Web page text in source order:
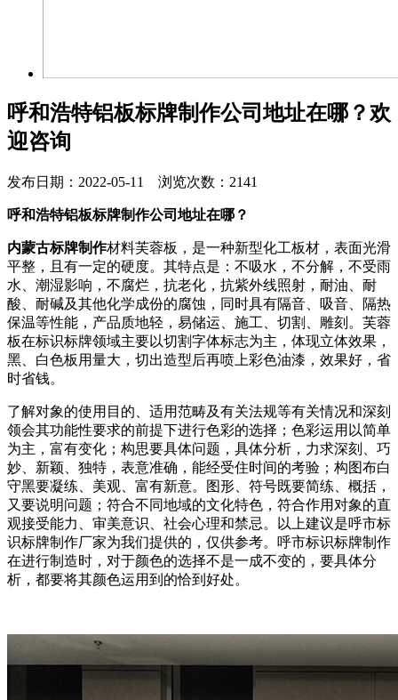
呼和浩特铝板标牌制作公司地址在哪？欢
迎咨询
发布日期：2022-05-11 浏览次数：2141
呼和浩特铝板标牌制作公司地址在哪？
内蒙古标牌制作材料芙蓉板，是一种新型化工板材，表面光滑
平整，且有一定的硬度。其特点是：不吸水，不分解，不受雨
水、潮湿影响，不腐烂，抗老化，抗紫外线照射，耐油、耐
酸、耐碱及其他化学成份的腐蚀，同时具有隔音、吸音、隔热
保温等性能，产品质地轻，易储运、施工、切割、雕刻。芙蓉
板在标识标牌领域主要以切割字体标志为主，体现立体效果，
黑、白色板用量大，切出造型后再喷上彩色油漆，效果好，省
时省钱。
了解对象的使用目的、适用范畴及有关法规等有关情况和深刻
领会其功能性要求的前提下进行色彩的选择；色彩运用以简单
为主，富有变化；构思要具体问题，具体分析，力求深刻、巧
妙、新颖、独特，表意准确，能经受住时间的考验；构图布白
守黑要凝练、美观、富有新意。图形、符号既要简练、概括，
又要说明问题；符合不同地域的文化特色，符合作用对象的直
观接受能力、审美意识、社会心理和禁忌。以上建议是呼市标
识标牌制作厂家为我们提供的，仅供参考。呼市标识标牌制作
在进行制造时，对于颜色的选择不是一成不变的，要具体分
析，都要将其颜色运用到的恰到好处。